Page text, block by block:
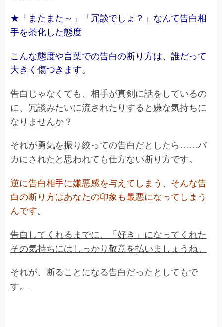
★「またまた～」「冗談でしょ？」なんて告白相
手を茶化した態度
こんな態度や言葉での告白の断り方は、誰だって
大きく傷つきます。
告白じゃなくても、相手が真剣に話をしているの
に、冗談みたいに流されたりすると嫌な気持ちに
なりませんか？
それが勇気を振り絞っての告白だとしたら……バ
カにされたと思われても仕方ない断り方です。
逆に告白相手に嫌悪感を与えてしまう、そんな告
白の断り方はあなたの印象も最悪になってしまう
んです。
告白してくれるまでに、「好き」になってくれた
その気持ちにはしっかり敬意を払いましょうね。
それが、断ることになる告白だったとしてもで
す。